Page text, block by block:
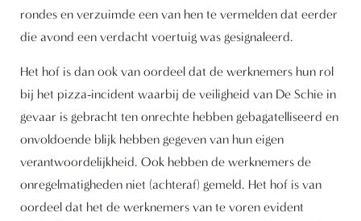
rondes en verzuimde een van hen te vermelden dat eerder
die avond een verdacht voertuig was gesignaleerd.
Het hof is dan ook van oordeel dat de werknemers hun rol
bij het pizza-incident waarbij de veiligheid van De Schie in
gevaar is gebracht ten onrechte hebben gebagatelliseerd en
onvoldoende blijk hebben gegeven van hun eigen
verantwoordelijkheid. Ook hebben de werknemers de
onregelmatigheden niet (achteraf) gemeld. Het hof is van
oordeel dat het de werknemers van te voren evident